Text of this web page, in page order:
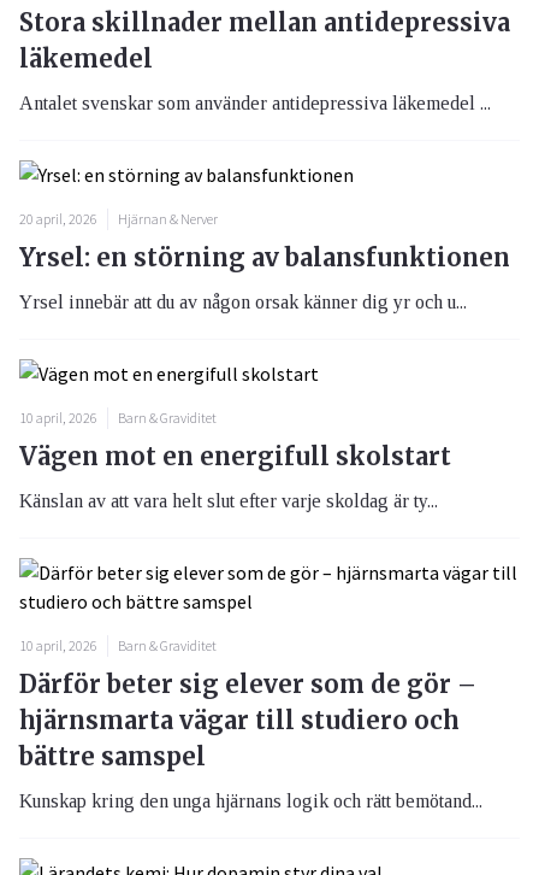
Stora skillnader mellan antidepressiva
läkemedel
Antalet svenskar som använder antidepressiva läkemedel ...
20 april, 2026 Hjärnan & Nerver
Yrsel: en störning av balansfunktionen
Yrsel innebär att du av någon orsak känner dig yr och u...
10 april, 2026 Barn & Graviditet
Vägen mot en energifull skolstart
Känslan av att vara helt slut efter varje skoldag är ty...
10 april, 2026 Barn & Graviditet
Därför beter sig elever som de gör –
hjärnsmarta vägar till studiero och
bättre samspel
Kunskap kring den unga hjärnans logik och rätt bemötand...